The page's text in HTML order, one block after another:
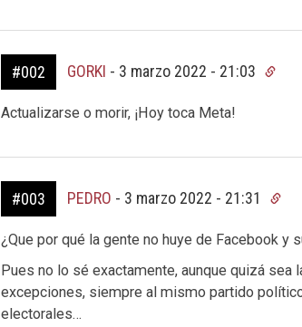
#002 GORKI - 3 marzo 2022 - 21:03
Actualizarse o morir, ¡Hoy toca Meta!
#003 PEDRO - 3 marzo 2022 - 21:31
¿Que por qué la gente no huye de Facebook y
Pues no lo sé exactamente, aunque quizá sea
excepciones, siempre al mismo partido
electorales…